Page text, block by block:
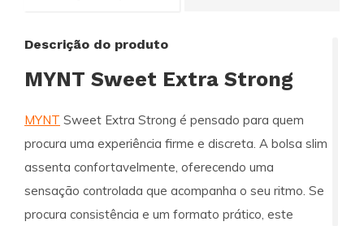
Descrição do produto
MYNT Sweet Extra Strong
MYNT Sweet Extra Strong é pensado para quem
procura uma experiência firme e discreta. A bolsa slim
assenta confortavelmente, oferecendo uma
sensação controlada que acompanha o seu ritmo. Se
procura consistência e um formato prático, este